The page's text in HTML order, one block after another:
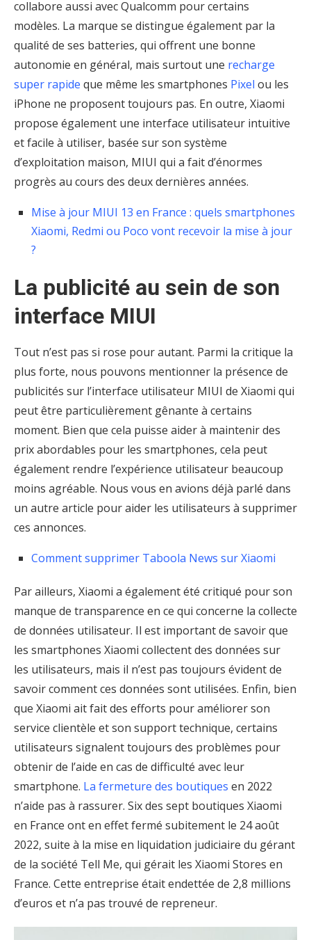
collabore aussi avec Qualcomm pour certains
modèles. La marque se distingue également par la
qualité de ses batteries, qui offrent une bonne
autonomie en général, mais surtout une recharge
super rapide que même les smartphones Pixel ou les
iPhone ne proposent toujours pas. En outre, Xiaomi
propose également une interface utilisateur intuitive
et facile à utiliser, basée sur son système
d’exploitation maison, MIUI qui a fait d’énormes
progrès au cours des deux dernières années.
Mise à jour MIUI 13 en France : quels smartphones
Xiaomi, Redmi ou Poco vont recevoir la mise à jour
?
La publicité au sein de son
interface MIUI
Tout n’est pas si rose pour autant. Parmi la critique la
plus forte, nous pouvons mentionner la présence de
publicités sur l’interface utilisateur MIUI de Xiaomi qui
peut être particulièrement gênante à certains
moment. Bien que cela puisse aider à maintenir des
prix abordables pour les smartphones, cela peut
également rendre l’expérience utilisateur beaucoup
moins agréable. Nous vous en avions déjà parlé dans
un autre article pour aider les utilisateurs à supprimer
ces annonces.
Comment supprimer Taboola News sur Xiaomi
Par ailleurs, Xiaomi a également été critiqué pour son
manque de transparence en ce qui concerne la collecte
de données utilisateur. Il est important de savoir que
les smartphones Xiaomi collectent des données sur
les utilisateurs, mais il n’est pas toujours évident de
savoir comment ces données sont utilisées. Enfin, bien
que Xiaomi ait fait des efforts pour améliorer son
service clientèle et son support technique, certains
utilisateurs signalent toujours des problèmes pour
obtenir de l’aide en cas de difficulté avec leur
smartphone. La fermeture des boutiques en 2022
n’aide pas à rassurer. Six des sept boutiques Xiaomi
en France ont en effet fermé subitement le 24 août
2022, suite à la mise en liquidation judiciaire du gérant
de la société Tell Me, qui gérait les Xiaomi Stores en
France. Cette entreprise était endettée de 2,8 millions
d’euros et n’a pas trouvé de repreneur.